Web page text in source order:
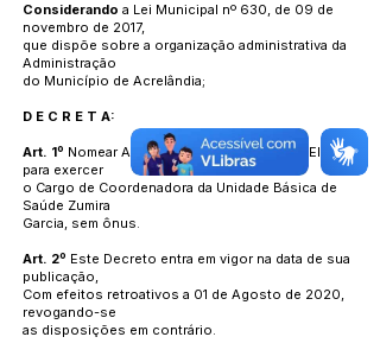
Considerando a Lei Municipal nº 630, de 09 de
novembro de 2017,
que dispõe sobre a organização administrativa da
Administração
do Município de Acrelândia;
D E C R E T A:
Art. 1º Nomear ANDRESSA PEREIRA DE OLIVEIRA
para exercer
o Cargo de Coordenadora da Unidade Básica de
Saúde Zumira
Garcia, sem ônus.
Art. 2º Este Decreto entra em vigor na data de sua
publicação,
Com efeitos retroativos a 01 de Agosto de 2020,
revogando-se
as disposições em contrário.